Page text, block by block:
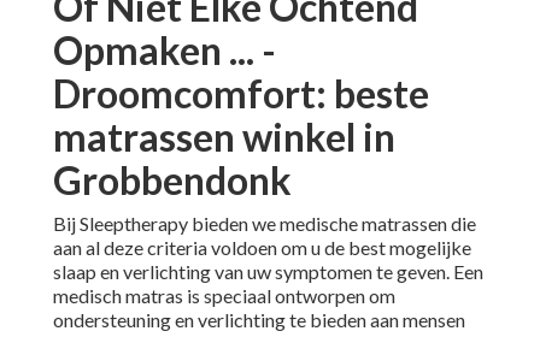
Opmaken ... -
Droomcomfort: beste
matrassen winkel in
Grobbendonk
Bij Sleeptherapy bieden we medische matrassen die
aan al deze criteria voldoen om u de best mogelijke
slaap en verlichting van uw symptomen te geven. Een
medisch matras is speciaal ontworpen om
ondersteuning en verlichting te bieden aan mensen